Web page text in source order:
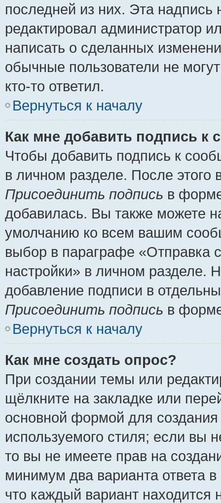
последней из них. Эта
редактировал администратор
написать о сделанных
обычные пользователи не
кто-то ответил.
Вернуться к началу
Как мне добавить подпись к
Чтобы добавить подпись к
в личном разделе. После
Присоединить подпись в
добавилась. Вы также можете
умолчанию ко всем вашим
выбор в параграфе «Отправка
настройки» в личном разделе.
добавление подписи в
Присоединить подпись в
Вернуться к началу
Как мне создать опрос?
При создании темы или
щёлкните на закладке или
основной формой для
используемого стиля; если вы
то вы не имеете прав на
минимум два варианта ответа
что каждый вариант находится